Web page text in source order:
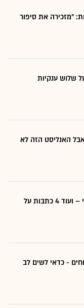
"מזכירה את סיפור
על שלוש ענקיות
אבל האנליסט הזה לא
הקאמבק של אלטשולר שחם ביוני – ועוד 4 כתבות על
- כדאי לשים לב